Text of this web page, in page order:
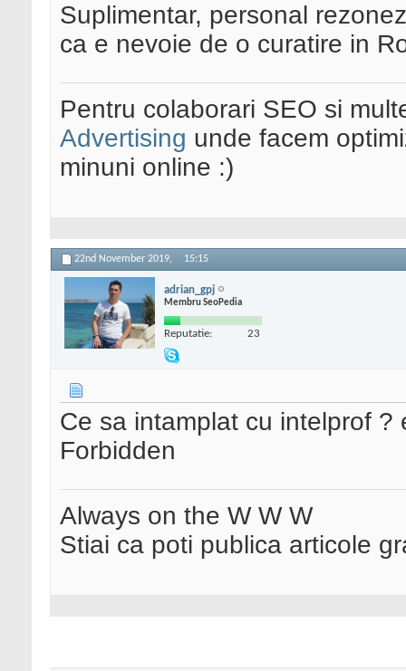
Suplimentar, personal
ca e nevoie de o curatire in
Pentru colaborari SEO si
Advertising unde facem
minuni online :)
22nd November 2019, 15:15
adrian_gpj
Membru SeoPedia
Reputatie: 23
Ce sa intamplat cu intelprof
Forbidden
Always on the W W W
Stiai ca poti publica articole